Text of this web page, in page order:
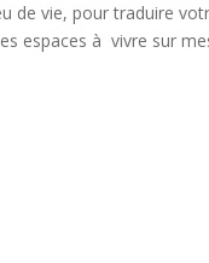
de vie, pour traduire
espaces à vivre sur